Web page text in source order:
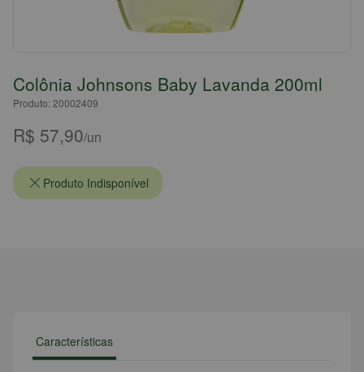
Colônia Johnsons Baby Lavanda 200ml
Produto: 20002409
R$ 57,90/un
Produto Indisponível
Características